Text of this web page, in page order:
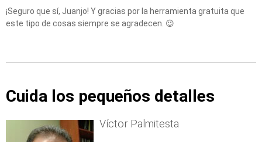
¡Seguro que sí, Juanjo! Y gracias por la herramienta gratuita que
este tipo de cosas siempre se agradecen. 😉
Cuida los pequeños detalles
Víctor Palmitesta